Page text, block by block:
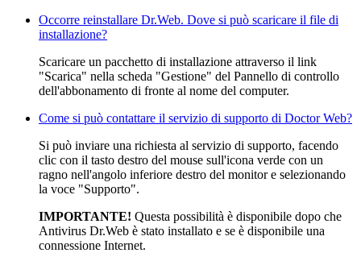
Occorre reinstallare Dr.Web. Dove si può scaricare il file di
installazione?
Scaricare un pacchetto di installazione attraverso il link
"Scarica" nella scheda "Gestione" del Pannello di controllo
dell'abbonamento di fronte al nome del computer.
Come si può contattare il servizio di supporto di Doctor Web?
Si può inviare una richiesta al servizio di supporto, facendo
clic con il tasto destro del mouse sull'icona verde con un
ragno nell'angolo inferiore destro del monitor e selezionando
la voce "Supporto".
IMPORTANTE! Questa possibilità è disponibile dopo che
Antivirus Dr.Web è stato installato e se è disponibile una
connessione Internet.